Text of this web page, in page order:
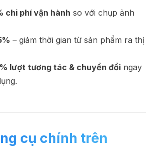
chi phí vận hành so với chụp ảnh
– giảm thời gian từ sản phẩm ra thị
lượt tương tác & chuyển đổi ngay
cụ chính trên